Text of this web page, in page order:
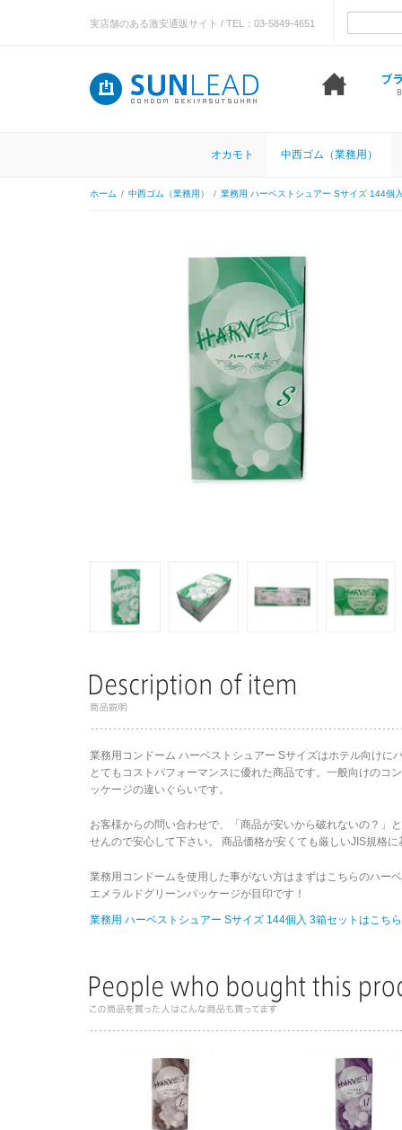
実店舗のある激安通販サイト / TEL：03-5849-4651
オカモト 中西ゴム（業務用）
ホーム / 中西ゴム（業務用） / 業務用 ハーベストシュアー Sサイズ 144個
業務用コンドーム ハーベストシュアー Sサイズはホテル向け
とてもコストパフォーマンスに優れた商品です。一般向けのコ
ッケージの違いぐらいです。
お客様からの問い合わせで、「商品が安いから破れないの？」
せんので安心して下さい。 商品価格が安くても厳しいJIS規格
業務用コンドームを使用した事がない方はまずはこちらのハー
エメラルドグリーンパッケージが目印です！
業務用 ハーベストシュアー Sサイズ 144個入 3箱セットはこち